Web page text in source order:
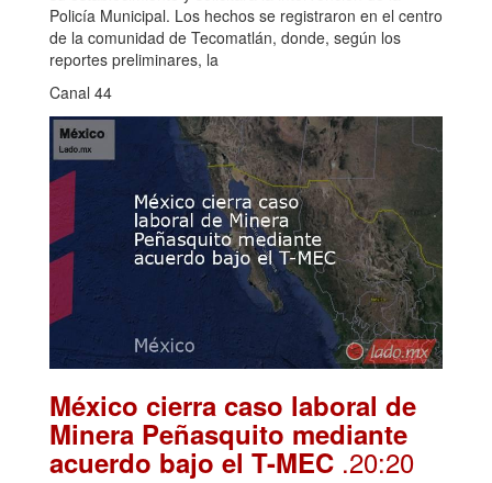
Policía Municipal. Los hechos se registraron en el centro
de la comunidad de Tecomatlán, donde, según los
reportes preliminares, la
Canal 44
México cierra caso laboral de
Minera Peñasquito mediante
acuerdo bajo el T-MEC .20:20